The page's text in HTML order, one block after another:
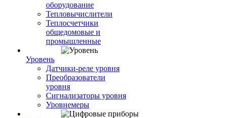
оборудование
Тепловычислители
Теплосчетчики
общедомовые и
промышленные
Уровень
Датчики-реле уровня
Преобразователи
уровня
Сигнализаторы уровня
Уровнемеры